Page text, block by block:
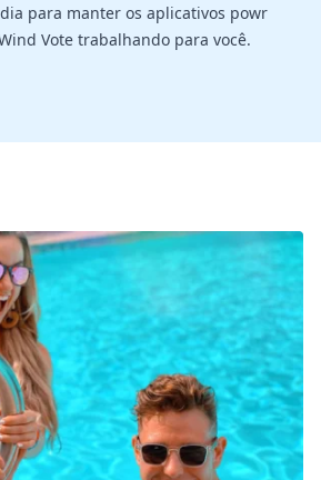
para manter os aplicativos powr
Vote trabalhando para você.